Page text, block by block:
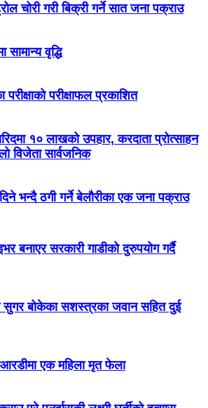
चोरी गरी बिक्री गर्ने सात जना पक्राउ
सामान्य वृद्धि
परीक्षाको परीक्षाफल प्रकाशित
१० लाखको उपहार, करदाता प्रोत्साहन
विजेता सार्वजनिक
भन्दै ठगी गर्ने बेलौरीका एक जना पक्राउ
बनाएर सरकारी गाडीको दुरुपयोग गर्दै
सुगर बोकेका सशस्त्रका जवान सहित दुई
एक महिला मृत फेला